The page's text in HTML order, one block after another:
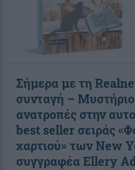
Σήμερα με τη
συνταγή –
ανατροπές στην
best seller σειράς
χαρτιού» των New
συγγραφέα Ellery